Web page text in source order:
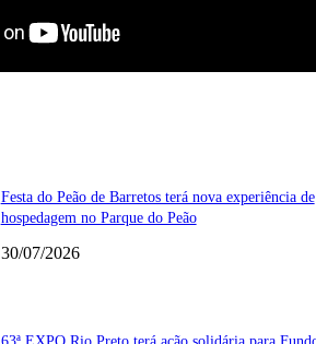
Festa do Peão de Barretos terá nova experiência de
hospedagem no Parque do Peão
30/07/2026